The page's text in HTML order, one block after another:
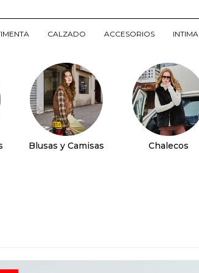
CALZADO ACCESORIOS INTIMA
Blusas y Camisas Chalecos